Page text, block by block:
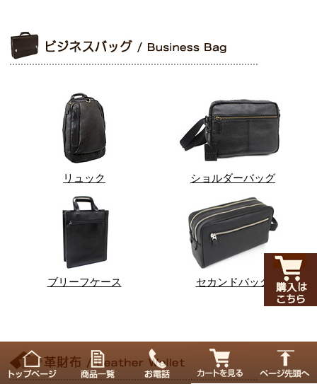
リュック ショルダーバッグ
ブリーフケース セカンドバッグ